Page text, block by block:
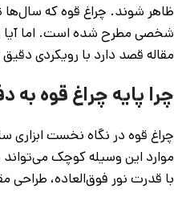
ظاهر شوند. چراغ قوه که سال‌ها
شخصی مطرح شده است. اما آیا
مقاله قصد دارد با رویکردی
چرا پایه چراغ قوه
چراغ قوه در نگاه نخست ابزاری
موارد این وسیله کوچک
با قدرت نور فوق‌العاده، طراحی